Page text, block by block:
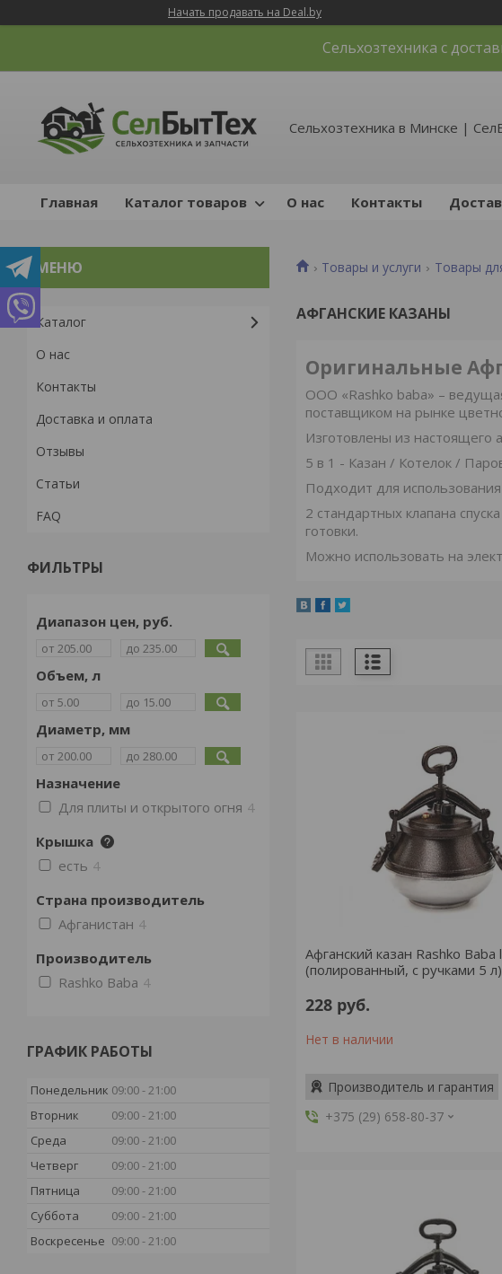
Начать продавать на Deal.by
Сельхозтехника с
Сельхозтехника в Минске |
Главная Каталог товаров О нас Контакты
Товары и услуги Товары
АФГАНСКИЕ КАЗАНЫ
Оригинальные
ООО «Rashko baba» –
поставщиком на рынке
Изготовлены из
5 в 1 - Казан / Котелок /
Подходит для
2 стандартных клапана
готовки.
Можно использовать на
Афганский казан Rashko Baba
(полированный, с ручками 5 л)
228 руб.
Нет в наличии
Производитель и гарантия
+375 (29) 658-80-37
Каталог
О нас
Контакты
Доставка и оплата
Отзывы
Статьи
FAQ
ФИЛЬТРЫ
Диапазон цен, руб.
Объем, л
Диаметр, мм
Назначение
Для плиты и открытого огня 4
Крышка
есть 4
Страна производитель
Афганистан 4
Производитель
Rashko Baba 4
ГРАФИК РАБОТЫ
Понедельник 09:00 21:00
Вторник
09:00 21:00
Среда
09:00 21:00
Четверг
09:00 21:00
Пятница
09:00 21:00
Суббота
09:00 21:00
Воскресенье 09:00 21:00